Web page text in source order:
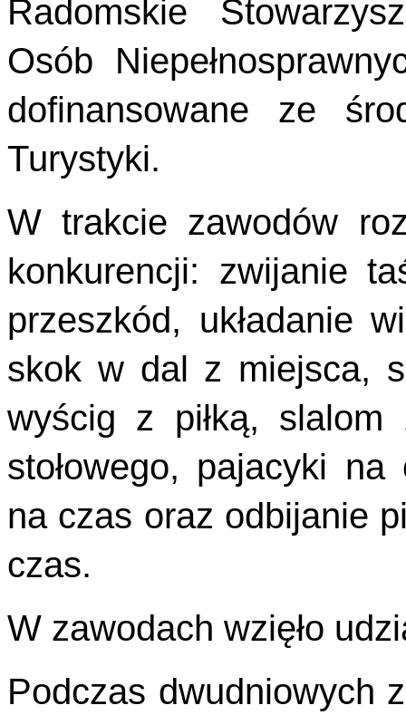
Radomskie
Osób
dofinansowane ze
Turystyki.
W trakcie zawodów
konkurencji: zwijanie
przeszkód, układanie
skok w dal z miejsca,
wyścig z piłką,
stołowego, pajacyki
na czas oraz odbijanie
czas.
W zawodach wzięło
Podczas dwudniowych